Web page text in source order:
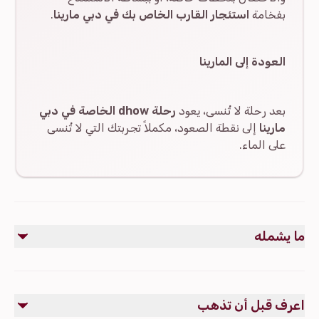
بفخامة استئجار القارب الخاص بك في دبي مارينا.
العودة إلى المارينا
بعد رحلة لا تُنسى، يعود
رحلة dhow الخاصة في دبي
مارينا إلى نقطة الصعود، مكملاً تجربتك التي لا تُنسى
على الماء.
ما يشمله
قبطان ذو خبرة وطاقم محترف.
اعرف قبل أن تذهب